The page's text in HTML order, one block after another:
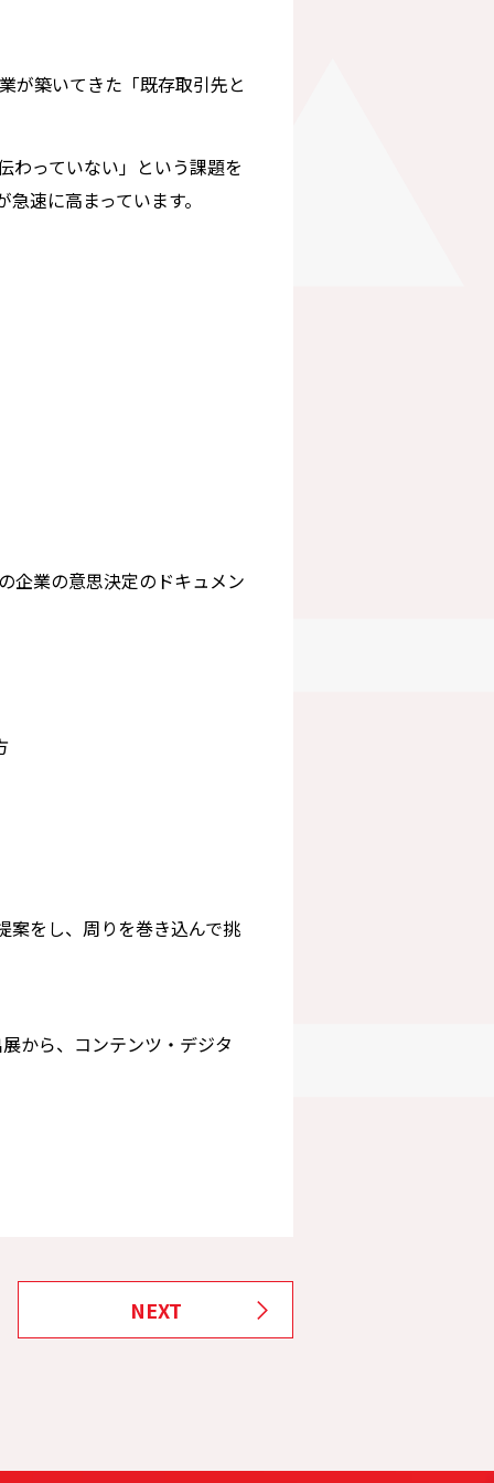
が築いてきた「既存取引先と
っていない」 という課題を
速に高まっています。
企業の意思決定のドキュメン
をし、 周りを巻き込んで挑
から、コンテンツ・ デジタ
NEXT